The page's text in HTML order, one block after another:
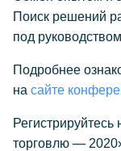
Поиск решений
под
Подробнее
на сайте
торговлю —